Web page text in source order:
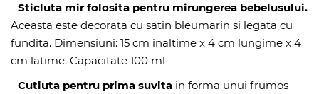
- Sticluta mir folosita pentru mirungerea bebelusului.
Aceasta este decorata cu satin bleumarin si legata cu
fundita. Dimensiuni: 15 cm inaltime x 4 cm lungime x 4
cm latime. Capacitate 100 ml
- Cutiuta pentru prima suvita in forma unui frumos